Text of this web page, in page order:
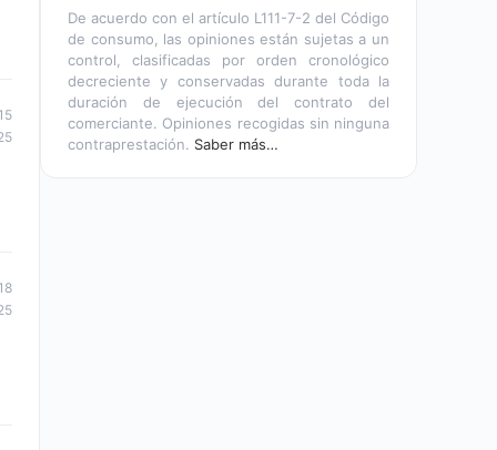
De acuerdo con el artículo L111-7-2 del Código
de consumo, las opiniones están sujetas a un
control, clasificadas por orden cronológico
decreciente y conservadas durante toda la
duración de ejecución del contrato del
comerciante. Opiniones recogidas sin ninguna
contraprestación. Saber más…